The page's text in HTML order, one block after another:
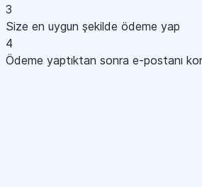
3
Size en uygun şekilde ödeme yap
4
Ödeme yaptıktan sonra e-postanı